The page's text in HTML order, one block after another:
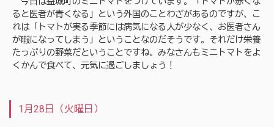
ると医者が青くなる」という外国のことわざがあるのですが、こ
れは「トマトが実る季節には病気になる人が少なく、お医者さん
が暇になってしまう」ということなのだそうです。それだけ栄養
たっぷりの野菜だということですね。みなさんもミニトマトをよ
くかんで食べて、元気に過ごしましょう！
1月28日（火曜日）